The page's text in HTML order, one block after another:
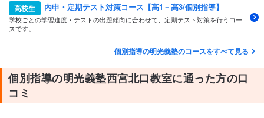
高校生 内申・定期テスト対策コース【高1－高3/個別指導】
学校ごとの学習進度・テストの出題傾向に合わせて、定期テスト対策を行うコー
スです。
個別指導の明光義塾のコースをすべて見る
個別指導の明光義塾西宮北口教室に通った方の口
コミ